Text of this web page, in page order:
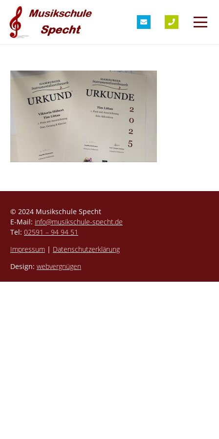
© 2024 Musikschule Specht
E-Mail: info@musikschule-specht.de
Tel: 02591 – 94 94 51
Impressum | Datenschutzerklärung
Design: webvergnügen